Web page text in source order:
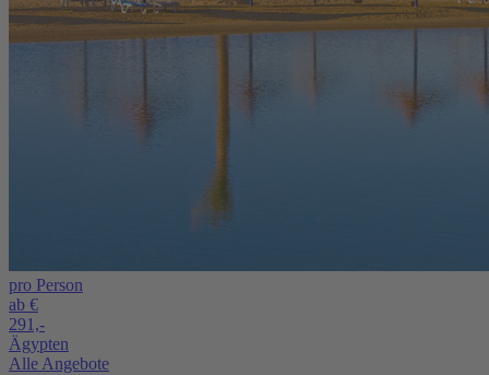
pro Person
ab €
291,-
Ägypten
Alle Angebote